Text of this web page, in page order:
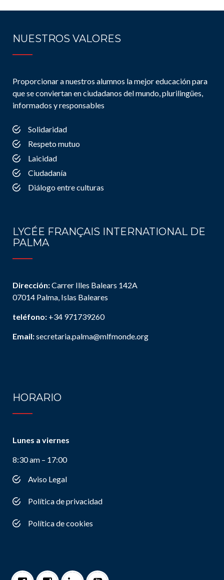
NUESTROS VALORES
Proporcionar a nuestros alumnos la mejor educación para
que se conviertan en ciudadanos del mundo, plurilingües,
informados y responsables
Solidaridad
Respeto mutuo
Laicidad
Ciudadanía
Diálogo entre culturas
LYCÉE FRANÇAIS INTERNATIONAL DE
PALMA
Dirección:Carrer Illes Balears 142A
07014 Palma, Islas Baleares
teléfono: +34 971739260
Email:secretaria.palma@mlfmonde.org
HORARIO
Lunes a viernes
8:30 am – 17:00
Aviso Legal
Política de privacidad
Política de cookies